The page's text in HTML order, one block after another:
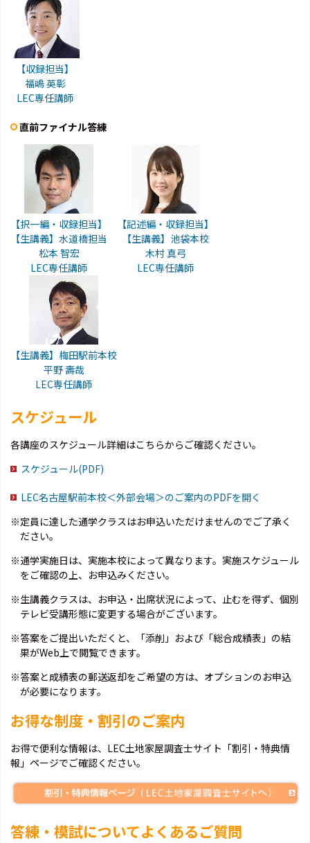
【収録担当】
福嶋 英彰
LEC専任講師
直前ファイナル答練
【択一編・収録担当】
【生講義】水道橋担当
松本 智宏
LEC専任講師
【記述編・収録担当】
【生講義】池袋本校
木村 真弓
LEC専任講師
【生講義】梅田駅前本校
平野 壽哉
LEC専任講師
スケジュール
各講座のスケジュール詳細はこちらからご確認ください。
スケジュール(PDF)
LEC名古屋駅前本校＜外部会場＞のご案内のPDFを開く
※定員に達した通学クラスはお申込いただけませんのでご了承く
ださい。
※通学実施日は、実施本校によって異なります。実施スケジュール
をご確認の上、お申込みください。
※生講義クラスは、お申込・出席状況によって、止むを得ず、個別
テレビ受講形態に変更する場合がございます。
※答案をご提出いただくと、「添削」および「総合成績表」の結
果がWeb上で閲覧できます。
※答案と成績表の郵送返却をご希望の方は、オプションのお申込
が必要になります。
お得な制度・割引のご案内
お得で便利な情報は、LEC土地家屋調査士サイト「割引・特典情
報」ページでご確認ください。
答練・模試についてよくあるご質問